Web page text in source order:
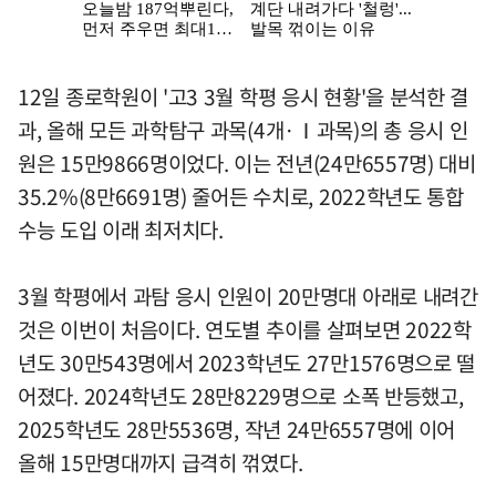
12일 종로학원이 '고3 3월 학평 응시 현황'을 분석한 결
과, 올해 모든 과학탐구 과목(4개·Ⅰ과목)의 총 응시 인
원은 15만9866명이었다. 이는 전년(24만6557명) 대비
35.2%(8만6691명) 줄어든 수치로, 2022학년도 통합
수능 도입 이래 최저치다.
3월 학평에서 과탐 응시 인원이 20만명대 아래로 내려간
것은 이번이 처음이다. 연도별 추이를 살펴보면 2022학
년도 30만543명에서 2023학년도 27만1576명으로 떨
어졌다. 2024학년도 28만8229명으로 소폭 반등했고,
2025학년도 28만5536명, 작년 24만6557명에 이어
올해 15만명대까지 급격히 꺾였다.